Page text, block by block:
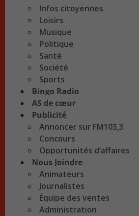
Infos citoyennes
Loisirs
Musique
Politique
Santé
Société
Sports
Bingo Radio
AS de cœur
Publicité
Annoncer sur FM103,3
Concours
Opportunités d’affaires
Nous Joindre
Animateurs
Journalistes
Équipe des ventes
Administration